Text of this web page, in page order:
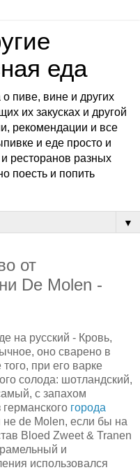
еда
о пиве, вине и других
их закусках и другой
рекомендации и все
и еде просто и
ресторанов разных
поесть и попить
▼
от
De Molen -
на русский - Кровь,
оно сварено в
при его варке
солода: шотландский,
с запахом
города
de Molen, если бы на
Bloed Zweet & Tranen
и
использовался